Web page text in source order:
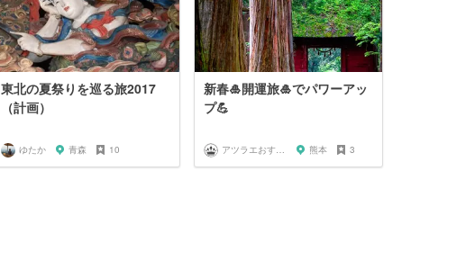
東北の夏祭りを巡る旅2017
（計画）
ゆたか 青森 10
新春🎍開運旅🎍でパワーアッ
プ💪
アツラエおすすめ旅プラン！ 熊本 3